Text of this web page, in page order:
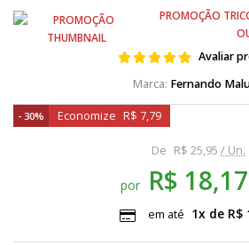
PROMOÇÃO
Avaliar
Fernando
De R$ 25,95 / Un.
por R$ 18,17
Economize R$ 7,79
30%
em até 1x de R$